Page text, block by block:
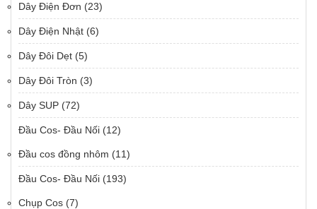
Dây Điện Đơn (23)
Dây Điện Nhật (6)
Dây Đôi Dẹt (5)
Dây Đôi Tròn (3)
Dây SUP (72)
Đầu Cos- Đầu Nối (12)
Đầu cos đồng nhôm (11)
Đầu Cos- Đầu Nối (193)
Chụp Cos (7)